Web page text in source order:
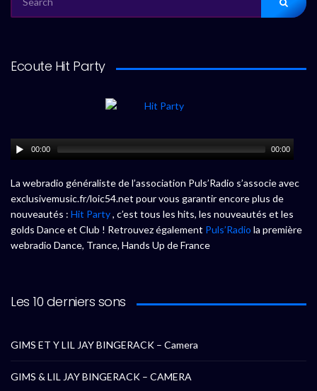
FOR:
Ecoute Hit Party
00:00 00:00
La webradio généraliste de l’association Puls’Radio s’associe avec
exclusivemusic.fr/loic54.net pour vous garantir encore plus de
nouveautés : Hit Party, c’est tous les hits, les nouveautés et les
golds Dance et Club ! Retrouvez également Puls’Radio la première
webradio Dance, Trance, Hands Up de France
Les 10 derniers sons
GIMS ET Y LIL JAY BINGERACK – Camera
GIMS & LIL JAY BINGERACK – CAMERA